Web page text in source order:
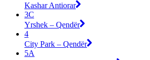
Kashar Antiorar
3C
Yrshek – Qendër
4
City Park – Qendër
5A